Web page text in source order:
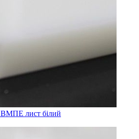
ВМПЕ лист білий